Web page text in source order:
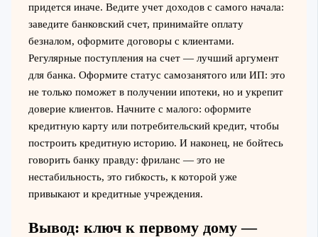
придется иначе. Ведите учет доходов с самого начала:
заведите банковский счет, принимайте оплату
безналом, оформите договоры с клиентами.
Регулярные поступления на счет — лучший аргумент
для банка. Оформите статус самозанятого или ИП: это
не только поможет в получении ипотеки, но и укрепит
доверие клиентов. Начните с малого: оформите
кредитную карту или потребительский кредит, чтобы
построить кредитную историю. И наконец, не бойтесь
говорить банку правду: фриланс — это не
нестабильность, это гибкость, к которой уже
привыкают и кредитные учреждения.
Вывод: ключ к первому дому —